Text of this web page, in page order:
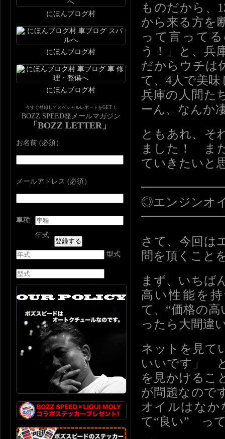
ものだから、
から来る方を
って言って
う！」と、兵
だからウチは
て、4人で美
兵庫の人間た
ーん、なんか
ともあれ、そ
ました！ ま
ていきたい
◎エンジンオ
さて、今回は
問を頂くこと
まず、いちば
高い性能を
て、“価格の
ったら大間違
ネットを見て
いいです」
を見かけるこ
が問題なので
オイルはなか
て“良い” っ
にほんブログ村
にほんブログ村
にほんブログ村
今すぐ登録してスペシャルレポートをGET！
BOZZ SPEED発メールマガジン
「BOZZ LETTER」
お名前 (必須）
メールアドレス (必須）
車種
年式
型式